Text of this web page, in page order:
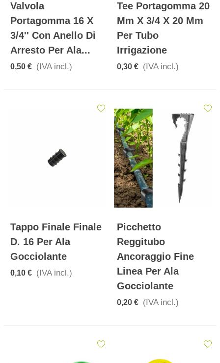
Valvola
Portagomma 16 X
3/4'' Con Anello Di
Arresto Per Ala...
0,50 € (IVA incl.)
Tee Portagomma 20
Mm X 3/4 X 20 Mm
Per Tubo
Irrigazione
0,30 € (IVA incl.)
Tappo Finale Finale
D. 16 Per Ala
Gocciolante
0,10 € (IVA incl.)
Picchetto
Reggitubo
Ancoraggio Fine
Linea Per Ala
Gocciolante
0,20 € (IVA incl.)